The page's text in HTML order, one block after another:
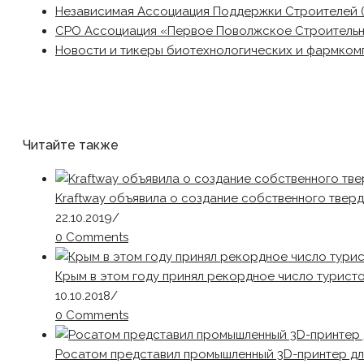
Независимая Ассоциация Поддержки Строителей
СРО Ассоциация «Первое Поволжское
Новости и тикеры биотехнологических и
Читайте также
Kraftway объявила о создание собственного
22.10.2019/
0 Comments
Крым в этом году принял рекордное число
10.10.2018/
0 Comments
Росатом представил промышленный 3D-принтер